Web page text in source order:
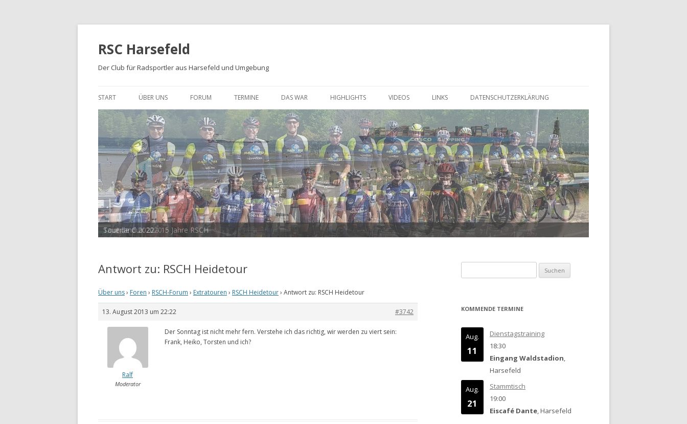
RSC Harsefeld
Der Club für Radsportler aus Harsefeld und Umgebung
Inhalt
START ÜBER UNS
ÜBER UNS
UNSERE STRECKEN
FOTOALBEN
PRESSE
TRIKOTS
IMPRESSUM
FORUM TERMINE DAS WAR HIGHLIGHTS VIDEOS LINKS DATENSCHUTZERKLÄRUNG
Tour de Cux 2020
Antwort zu: RSCH Heidetour
Über uns› Foren › RSCH-Forum › Extratouren › RSCH Heidetour› Antwort zu: RSCH Heidetour
13. August 2013 um 22:22 #3742
Ralf
Moderator
Der Sonntag ist nicht mehr fern. Verstehe ich das richtig, wir werden zu viert sein:
Frank, Heiko, Torsten und ich?
nach:
KOMMENDE TERMINE
Aug.
11
Dienstagstraining
18:30
Eingang Waldstadion,
Harsefeld
Aug.
21
Stammtisch
19:00
Eiscafé Dante, Harsefeld